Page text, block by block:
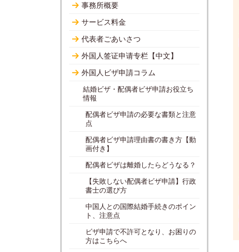
事務所概要
サービス料金
代表者ごあいさつ
外国人签证申请专栏【中文】
外国人ビザ申請コラム
結婚ビザ・配偶者ビザ申請お役立ち
情報
配偶者ビザ申請の必要な書類と注意
点
配偶者ビザ申請理由書の書き方【動
画付き】
配偶者ビザは離婚したらどうなる？
【失敗しない配偶者ビザ申請】行政
書士の選び方
中国人との国際結婚手続きのポイン
ト、注意点
ビザ申請で不許可となり、お困りの
方はこちらへ